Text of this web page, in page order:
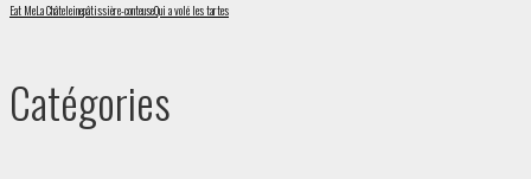
Eat MeLa Châteleinepâtissière-conteuseQui a volé les tartes
Catégories